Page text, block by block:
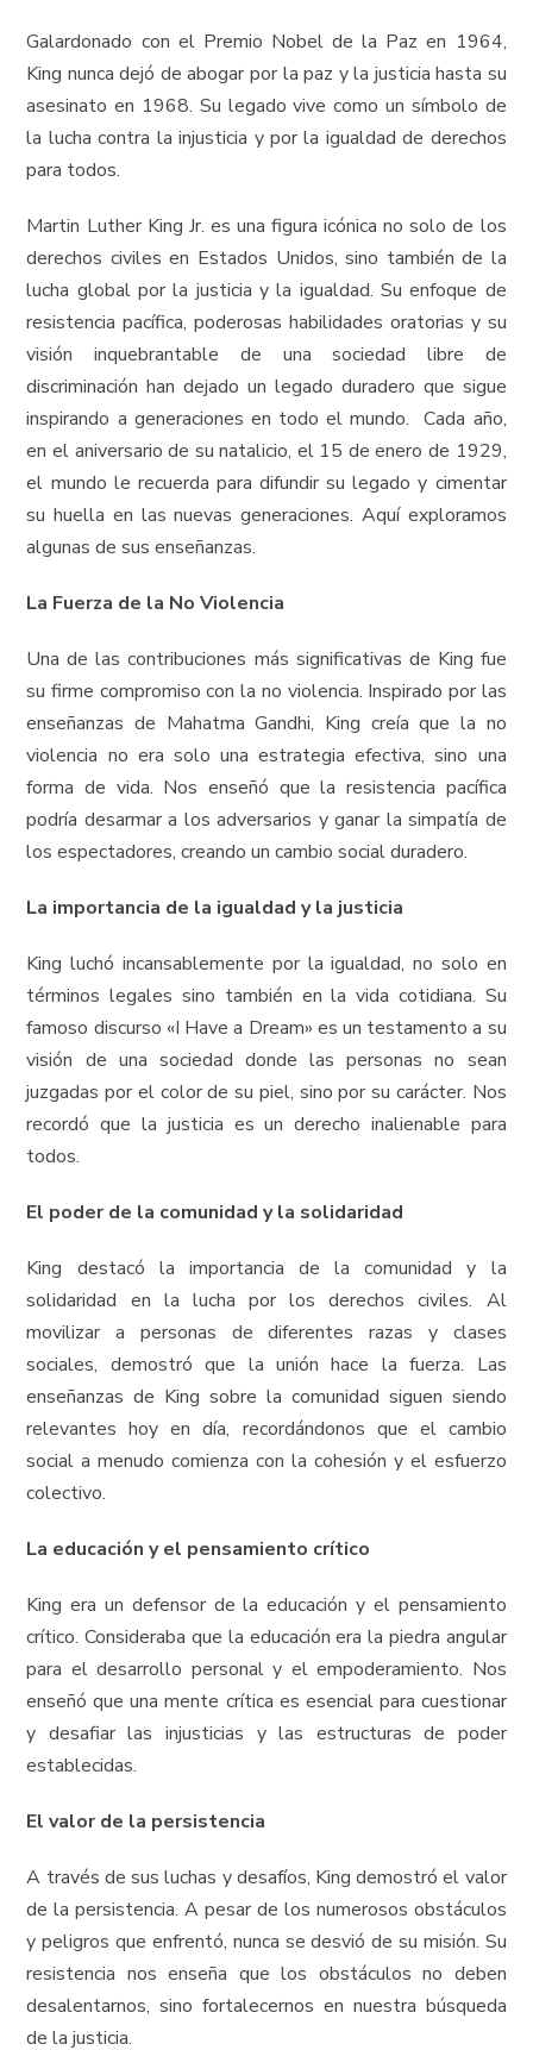
Galardonado con el Premio Nobel de la Paz en 1964,
King nunca dejó de abogar por la paz y la justicia hasta su
asesinato en 1968. Su legado vive como un símbolo de
la lucha contra la injusticia y por la igualdad de derechos
para todos.
Martin Luther King Jr. es una figura icónica no solo de los
derechos civiles en Estados Unidos, sino también de la
lucha global por la justicia y la igualdad. Su enfoque de
resistencia pacífica, poderosas habilidades oratorias y su
visión inquebrantable de una sociedad libre de
discriminación han dejado un legado duradero que sigue
inspirando a generaciones en todo el mundo. Cada año,
en el aniversario de su natalicio, el 15 de enero de 1929,
el mundo le recuerda para difundir su legado y cimentar
su huella en las nuevas generaciones. Aquí exploramos
algunas de sus enseñanzas.
La Fuerza de la No Violencia
Una de las contribuciones más significativas de King fue
su firme compromiso con la no violencia. Inspirado por las
enseñanzas de Mahatma Gandhi, King creía que la no
violencia no era solo una estrategia efectiva, sino una
forma de vida. Nos enseñó que la resistencia pacífica
podría desarmar a los adversarios y ganar la simpatía de
los espectadores, creando un cambio social duradero.
La importancia de la igualdad y la justicia
King luchó incansablemente por la igualdad, no solo en
términos legales sino también en la vida cotidiana. Su
famoso discurso «I Have a Dream» es un testamento a su
visión de una sociedad donde las personas no sean
juzgadas por el color de su piel, sino por su carácter. Nos
recordó que la justicia es un derecho inalienable para
todos.
El poder de la comunidad y la solidaridad
King destacó la importancia de la comunidad y la
solidaridad en la lucha por los derechos civiles. Al
movilizar a personas de diferentes razas y clases
sociales, demostró que la unión hace la fuerza. Las
enseñanzas de King sobre la comunidad siguen siendo
relevantes hoy en día, recordándonos que el cambio
social a menudo comienza con la cohesión y el esfuerzo
colectivo.
La educación y el pensamiento crítico
King era un defensor de la educación y el pensamiento
crítico. Consideraba que la educación era la piedra angular
para el desarrollo personal y el empoderamiento. Nos
enseñó que una mente crítica es esencial para cuestionar
y desafiar las injusticias y las estructuras de poder
establecidas.
El valor de la persistencia
A través de sus luchas y desafíos, King demostró el valor
de la persistencia. A pesar de los numerosos obstáculos
y peligros que enfrentó, nunca se desvió de su misión. Su
resistencia nos enseña que los obstáculos no deben
desalentarnos, sino fortalecernos en nuestra búsqueda
de la justicia.